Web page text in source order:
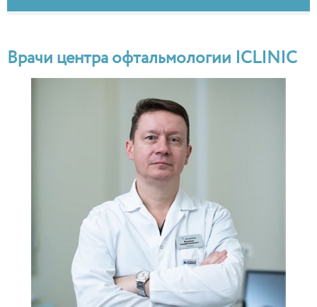
Врачи центра офтальмологии ICLINIC